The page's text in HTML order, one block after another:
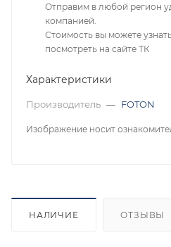
Отправим в любой регион
компанией.
Стоимость вы можете
посмотреть на сайте ТК
Характеристики
Производитель — FOTON
Изображение носит
НАЛИЧИЕ ОТЗЫВЫ